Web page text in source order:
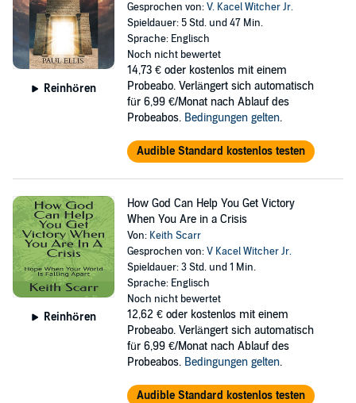
Reinhören
Gesprochen von:V. Kacel Witcher Jr.
Spieldauer: 5 Std. und 47 Min.
Sprache: Englisch
Noch nicht bewertet
14,73 € oder kostenlos mit einem
Probeabo. Verlängert sich automatisch
für 6,99 €/Monat nach Ablauf des
Probeabos. Bedingungen gelten.
Audible Standard kostenlos testen
Reinhören
How God Can Help You Get Victory
When You Are in a Crisis
Von: Keith Scarr
Gesprochen von:V Kacel Witcher Jr.
Spieldauer: 3 Std. und 1 Min.
Sprache: Englisch
Noch nicht bewertet
12,62 € oder kostenlos mit einem
Probeabo. Verlängert sich automatisch
für 6,99 €/Monat nach Ablauf des
Probeabos. Bedingungen gelten.
Audible Standard kostenlos testen